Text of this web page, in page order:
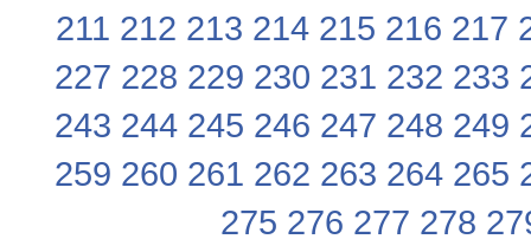
211 212 213 214 215 216 217
227 228 229 230 231 232 233
243 244 245 246 247 248 249
259 260 261 262 263 264 265
275 276 277 278